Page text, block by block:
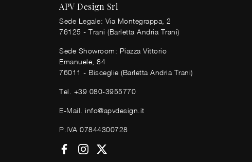
APV Design Srl
Sede Legale: Via Montegrappa, 2
76125 - Trani (Barletta Andria Trani)
Sede Showroom: Piazza Vittorio
Emanuele, 84
76011 - Bisceglie (Barletta Andria Trani)
Tel. +39 080-3955770
E-Mail. info@apvdesign.it
P.IVA 07844300728